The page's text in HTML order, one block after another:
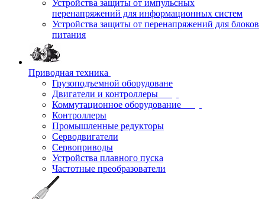
Устройства защиты от импульсных
перенапряжений для информационных систем
Устройства защиты от перенапряжений для блоков
питания
Приводная техника
Грузоподъемной оборудоване
Двигатели и контроллеры
Коммутационное оборудование
Контроллеры
Промышленные редукторы
Серводвигатели
Сервоприводы
Устройства плавного пуска
Частотные преобразователи